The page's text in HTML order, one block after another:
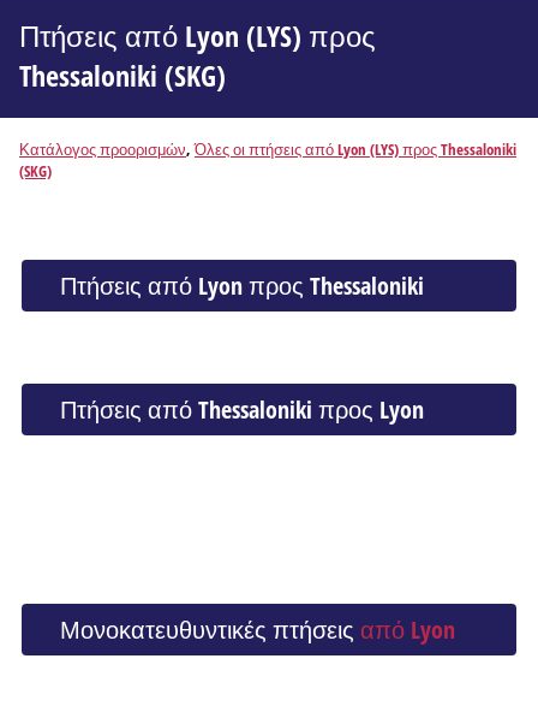
Πτήσεις από Lyon (LYS) προς
Thessaloniki (SKG)
Κατάλογος προορισμών,Όλες οι πτήσεις από Lyon (LYS) προς Thessaloniki
(SKG)
Πτήσεις από Lyon προς Thessaloniki
Πτήσεις από Thessaloniki προς Lyon
Μονοκατευθυντικές πτήσεις από Lyon